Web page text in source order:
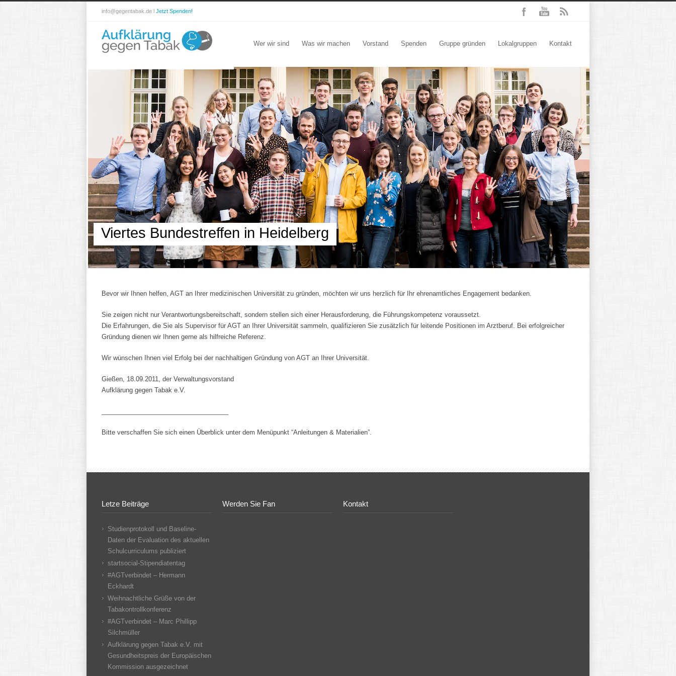
info@gegentabak.de l Jetzt Spenden!
Wer wir sind Was wir machen Vorstand Spenden Gruppe gründen Lokalgruppen Kontakt
Viertes Bundestreffen in Heidelberg
Bevor wir Ihnen helfen, AGT an Ihrer medizinischen Universität zu gründen, möchten wir uns herzlich für Ihr ehrenamtliches Engagement bedanken.
Sie zeigen nicht nur Verantwortungsbereitschaft, sondern stellen sich einer Herausforderung, die Führungskompetenz voraussetzt.
Die Erfahrungen, die Sie als Supervisor für AGT an Ihrer Universität sammeln, qualifizieren Sie zusätzlich für leitende Positionen im Arztberuf. Bei erfolgreicher
Gründung dienen wir Ihnen gerne als hilfreiche Referenz.
Wir wünschen Ihnen viel Erfolg bei der nachhaltigen Gründung von AGT an Ihrer Universität.
Gießen, 18.09.2011, der Verwaltungsvorstand
Aufklärung gegen Tabak e.V.
Bitte verschaffen Sie sich einen Überblick unter dem Menüpunkt “Anleitungen & Materialien”.
Letze Beiträge
Studienprotokoll und Baseline-
Daten der Evaluation des aktuellen
Schulcurriculums publiziert
startsocial-Stipendiatentag
#AGTverbindet – Hermann
Eckhardt
Weihnachtliche Grüße von der
Tabakontrollkonferenz
#AGTverbindet – Marc Phillipp
Silchmüller
Aufklärung gegen Tabak e.V. mit
Gesundheitspreis der Europäischen
Kommission ausgezeichnet
Werden Sie Fan Kontakt